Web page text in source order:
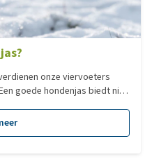
onze viervoeters
goede hondenjas biedt niet
elke hond heeft dezelfde
juiste jas te kiezen die